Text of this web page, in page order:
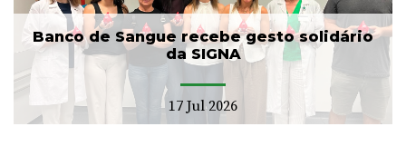
Banco de Sangue recebe gesto solidário
da SIGNA
17 Jul 2026